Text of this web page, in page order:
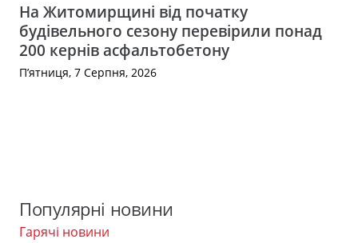
На Житомирщині від початку
будівельного сезону перевірили понад
200 кернів асфальтобетону
П’ятниця, 7 Серпня, 2026
Популярні новини
Гарячі новини